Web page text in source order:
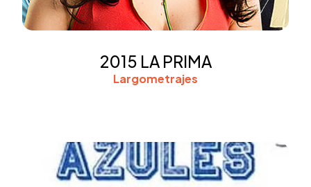
2015 LA PRIMA
Largometrajes